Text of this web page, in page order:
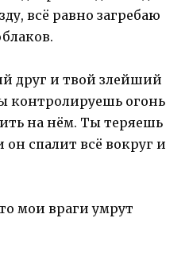
всё равно загребаю
друг и твой злейший
контролируешь огонь
на нём. Ты теряешь
спалит всё вокруг и
мои враги умрут